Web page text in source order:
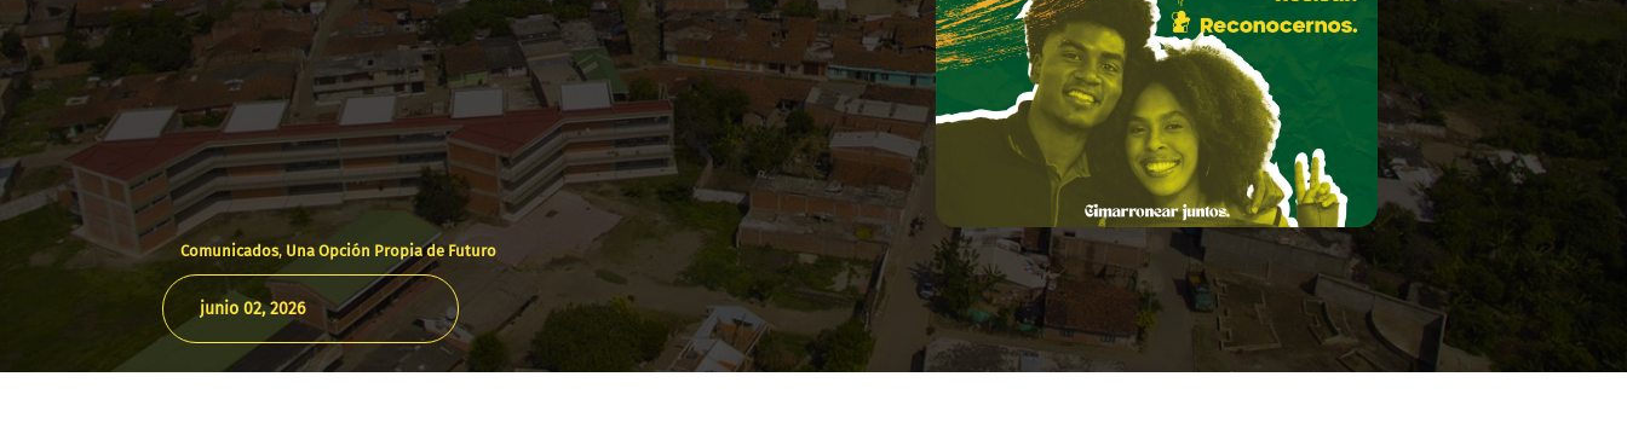
Comunicados, Una Opción Propia de Futuro
junio 02, 2026